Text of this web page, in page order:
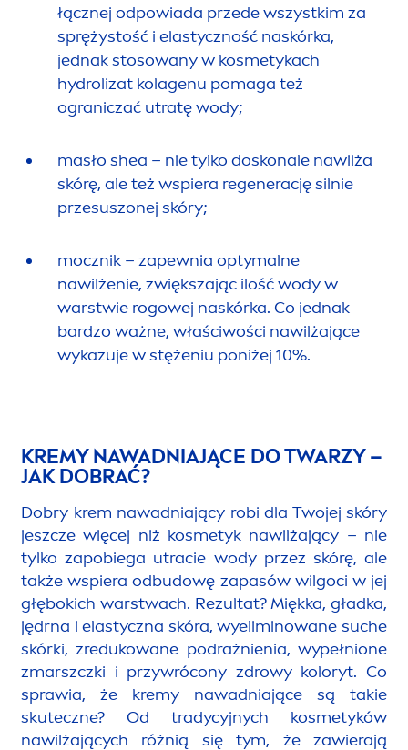
łącznej odpowiada przede wszystkim za
sprężystość i elastyczność naskórka,
jednak stosowany w kosmetykach
hydrolizat kolagenu pomaga też
ograniczać utratę wody;
masło shea – nie tylko doskonale nawilża
skórę, ale też wspiera regenerację silnie
przesuszonej skóry;
mocznik – zapewnia optymalne
nawilżenie, zwiększając ilość wody w
warstwie rogowej naskórka. Co jednak
bardzo ważne, właściwości nawilżające
wykazuje w stężeniu poniżej 10%.
KREMY NAWADNIAJĄCE DO TWARZY –
JAK DOBRAĆ?
Dobry krem nawadniający robi dla Twojej skóry
jeszcze więcej niż kosmetyk nawilżający – nie
tylko zapobiega utracie wody przez skórę, ale
także wspiera odbudowę zapasów wilgoci w jej
głębokich warstwach. Rezultat? Miękka, gładka,
jędrna i elastyczna skóra, wyeliminowane suche
skórki, zredukowane podrażnienia, wypełnione
zmarszczki i przywrócony zdrowy koloryt. Co
sprawia, że kremy nawadniające są takie
skuteczne? Od tradycyjnych kosmetyków
nawilżających różnią się tym, że zawierają